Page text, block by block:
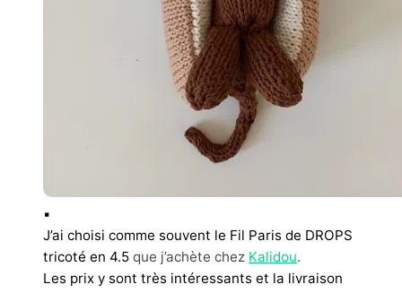
▪︎
J’ai choisi comme souvent le Fil Paris de DROPS
tricoté en 4.5 que j’achète chez Kalidou.
Les prix y sont très intéressants et la livraison